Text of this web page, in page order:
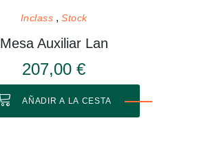
Inclass Stock
Mesa Auxiliar Lan
207,00 €
AÑADIR A LA CESTA